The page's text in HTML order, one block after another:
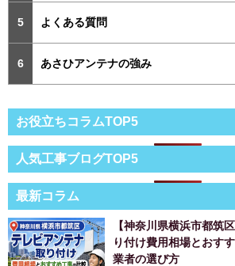
よくある質問
あさひアンテナの強み
お役立ちコラムTOP5
人気工事ブログTOP5
最新コラム
【神奈川県横浜市都筑
り付け費用相場とおす
業者の選び方